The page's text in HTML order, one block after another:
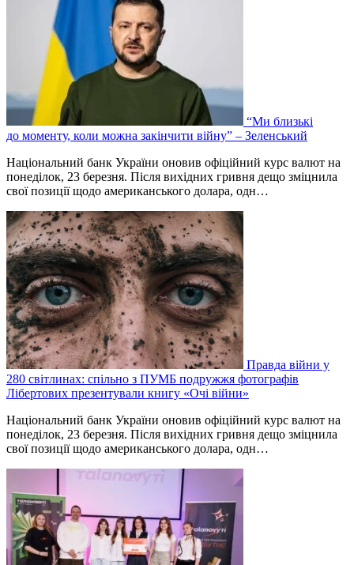
“Ми близькі
до моменту, коли можна закінчити війну” – Зеленський
Національний банк України оновив офіційний курс валют на
понеділок, 23 березня. Після вихідних гривня дещо зміцнила
свої позиції щодо американського долара, одн…
Правда війни у
280 світлинах: спільно з ПУМБ подружжя фотографів
Лібертових презентували книгу «Очі війни»
Національний банк України оновив офіційний курс валют на
понеділок, 23 березня. Після вихідних гривня дещо зміцнила
свої позиції щодо американського долара, одн…